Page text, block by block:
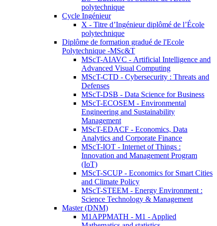
polytechnique
Cycle Ingénieur
X - Titre d’Ingénieur diplômé de l’École
polytechnique
Diplôme de formation gradué de l'Ecole
Polytechnique -MSc&T
MScT-AIAVC - Artificial Intelligence and
Advanced Visual Computing
MScT-CTD - Cybersecurity : Threats and
Defenses
MScT-DSB - Data Science for Business
MScT-ECOSEM - Environmental
Engineering and Sustainability
Management
MScT-EDACF - Economics, Data
Analytics and Corporate Finance
MScT-IOT - Internet of Things :
Innovation and Management Program
(IoT)
MScT-SCUP - Economics for Smart Cities
and Climate Policy
MScT-STEEM - Energy Environment :
Science Technology & Management
Master (DNM)
M1APPMATH - M1 - Applied